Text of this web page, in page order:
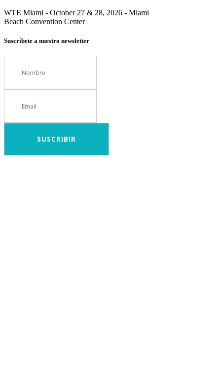
WTE Miami - October 27 & 28, 2026 - Miami
Beach Convention Center
Suscríbete a nuestro newsletter